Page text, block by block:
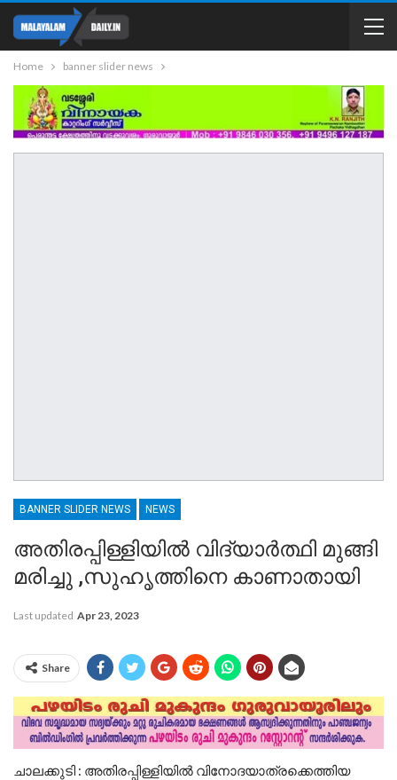
Home banner slider news
BANNER SLIDER NEWS NEWS
അതിരപ്പിള്ളിയിൽ വിദ്യാർത്ഥി മുങ്ങി
മരിച്ചു ,സുഹൃത്തിനെ കാണാതായി
Last updated Apr 23, 2023
Share
ചാലക്കുടി : അതിരപ്പിള്ളിയിൽ വിനോദയാത്രക്കെത്തിയ